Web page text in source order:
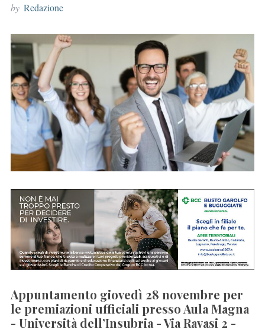
r
by Redazione
Appuntamento giovedì 28 novembre per
le premiazioni ufficiali presso Aula Magna
- Università dell’Insubria - Via Ravasi 2 -